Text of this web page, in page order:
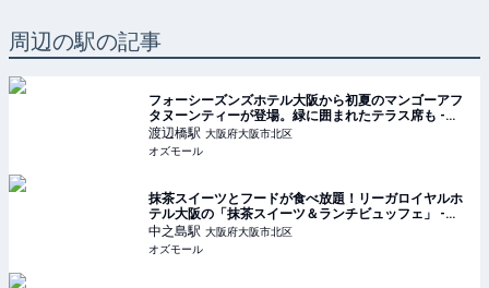
周辺の駅の記事
フォーシーズンズホテル大阪から初夏のマンゴーアフ
タヌーンティーが登場。緑に囲まれたテラス席も -
OZmall
渡辺橋駅 大阪府大阪市北区
オズモール
抹茶スイーツとフードが食べ放題！リーガロイヤルホ
テル大阪の「抹茶スイーツ＆ランチビュッフェ」 -
OZmall
中之島駅 大阪府大阪市北区
オズモール